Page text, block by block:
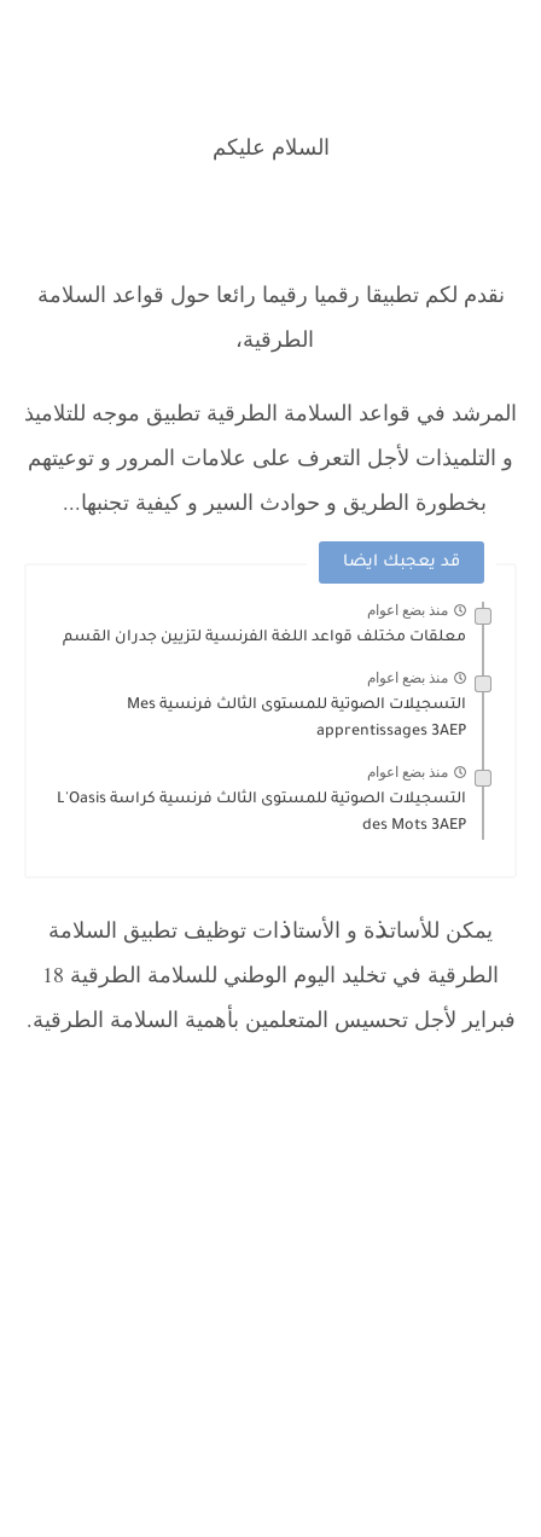
السلام عليكم
نقدم لكم تطبيقا رقميا رقيما رائعا حول قواعد السلامة
الطرقية،
المرشد في قواعد السلامة الطرقية تطبيق موجه للتلاميذ
و التلميذات لأجل التعرف على علامات المرور و توعيتهم
بخطورة الطريق و حوادث السير و كيفية تجنبها...
قد يعجبك ايضا
منذ بضع اعوام
معلقات مختلف قواعد اللغة الفرنسية لتزيين جدران القسم
منذ بضع اعوام
التسجيلات الصوتية للمستوى الثالث فرنسية Mes
apprentissages 3AEP
منذ بضع اعوام
التسجيلات الصوتية للمستوى الثالث فرنسية كراسة L'Oasis
des Mots 3AEP
يمكن للأساتذة و الأستاذات توظيف تطبيق السلامة
الطرقية في تخليد اليوم الوطني للسلامة الطرقية 18
فبراير لأجل تحسيس المتعلمين بأهمية السلامة الطرقية.